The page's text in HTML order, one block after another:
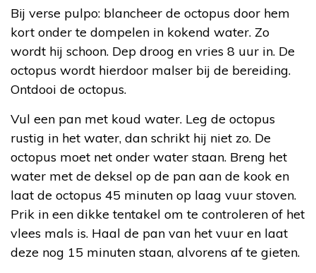
Bij verse pulpo: blancheer de octopus door hem
kort onder te dompelen in kokend water. Zo
wordt hij schoon. Dep droog en vries 8 uur in. De
octopus wordt hierdoor malser bij de bereiding.
Ontdooi de octopus.
Vul een pan met koud water. Leg de octopus
rustig in het water, dan schrikt hij niet zo. De
octopus moet net onder water staan. Breng het
water met de deksel op de pan aan de kook en
laat de octopus 45 minuten op laag vuur stoven.
Prik in een dikke tentakel om te controleren of het
vlees mals is. Haal de pan van het vuur en laat
deze nog 15 minuten staan, alvorens af te gieten.